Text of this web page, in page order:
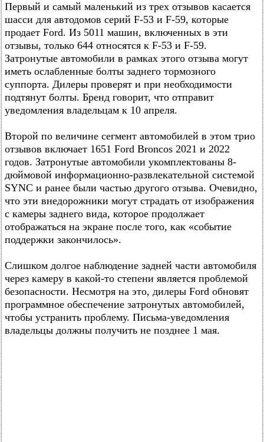
Первый и самый маленький из трех отзывов касается
шасси для автодомов серий F-53 и F-59, которые
продает Ford. Из 5011 машин, включенных в эти
отзывы, только 644 относятся к F-53 и F-59.
Затронутые автомобили в рамках этого отзыва могут
иметь ослабленные болты заднего тормозного
суппорта. Дилеры проверят и при необходимости
подтянут болты. Бренд говорит, что отправит
уведомления владельцам к 10 апреля.
Второй по величине сегмент автомобилей в этом трио
отзывов включает 1651 Ford Broncos 2021 и 2022
годов. Затронутые автомобили укомплектованы 8-
дюймовой информационно-развлекательной системой
SYNC и ранее были частью другого отзыва. Очевидно,
что эти внедорожники могут страдать от изображения
с камеры заднего вида, которое продолжает
отображаться на экране после того, как «событие
поддержки закончилось».
Слишком долгое наблюдение задней части автомобиля
через камеру в какой-то степени является проблемой
безопасности. Несмотря на это, дилеры Ford обновят
программное обеспечение затронутых автомобилей,
чтобы устранить проблему. Письма-уведомления
владельцы должны получить не позднее 1 мая.